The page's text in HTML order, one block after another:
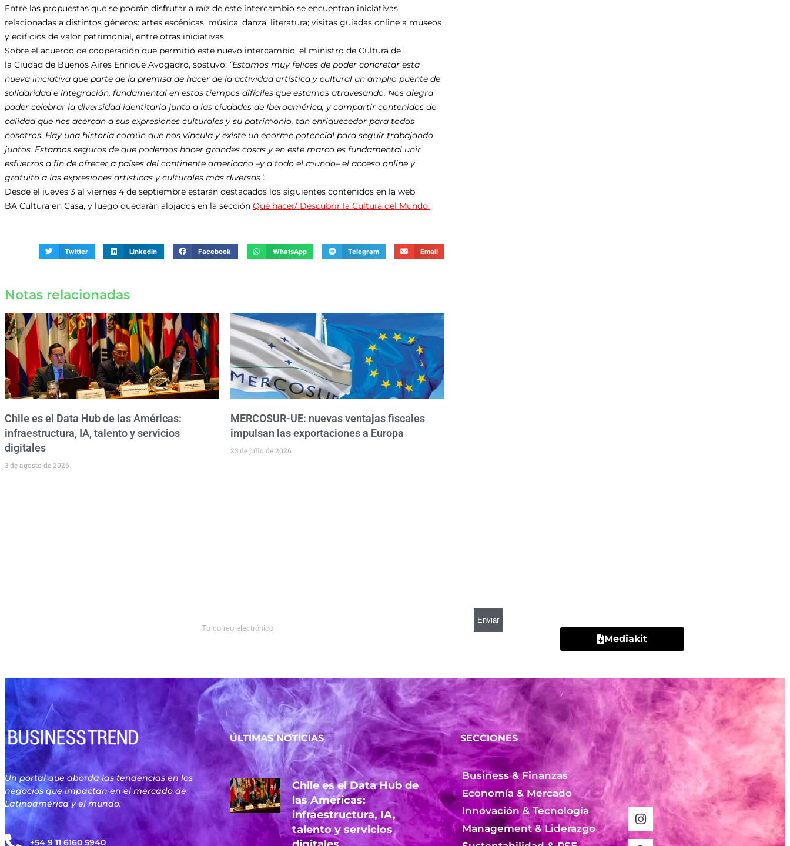
Entre las propuestas que se podrán disfrutar a raíz de este intercambio se encuentran iniciativas
relacionadas a distintos géneros: artes escénicas, música, danza, literatura; visitas guiadas online a museos
y edificios de valor patrimonial, entre otras iniciativas.
Sobre el acuerdo de cooperación que permitió este nuevo intercambio, el ministro de Cultura de
la Ciudad de Buenos Aires Enrique Avogadro, sostuvo: “Estamos muy felices de poder concretar esta
nueva iniciativa que parte de la premisa de hacer de la actividad artística y cultural un amplio puente de
solidaridad e integración, fundamental en estos tiempos difíciles que estamos atravesando. Nos alegra
poder celebrar la diversidad identitaria junto a las ciudades de Iberoamérica, y compartir contenidos de
calidad que nos acercan a sus expresiones culturales y su patrimonio, tan enriquecedor para todos
nosotros. Hay una historia común que nos vincula y existe un enorme potencial para seguir trabajando
juntos. Estamos seguros de que podemos hacer grandes cosas y en este marco es fundamental unir
esfuerzos a fin de ofrecer a países del continente americano –y a todo el mundo– el acceso online y
gratuito a las expresiones artísticas y culturales más diversas”.
Desde el jueves 3 al viernes 4 de septiembre estarán destacados los siguientes contenidos en la web
BA Cultura en Casa, y luego quedarán alojados en la sección Qué hacer/ Descubrir la Cultura del Mundo:
Twitter LinkedIn Facebook WhatsApp Telegram Email
Notas relacionadas
Chile es el Data Hub de las Américas:
infraestructura, IA, talento y servicios
digitales
3 de agosto de 2026
MERCOSUR-UE: nuevas ventajas fiscales
impulsan las exportaciones a Europa
23 de julio de 2026
Mediakit
Un portal que aborda las tendencias en los
negocios que impactan en el mercado de
Latinoamérica y el mundo.
+54 9 11 6160 5940
ÚLTIMAS NOTICIAS
Chile es el Data Hub de
las Américas:
infraestructura, IA,
talento y servicios
SECCIONES
Business & Finanzas
Economía & Mercado
Innovación & Tecnología
Management & Liderazgo